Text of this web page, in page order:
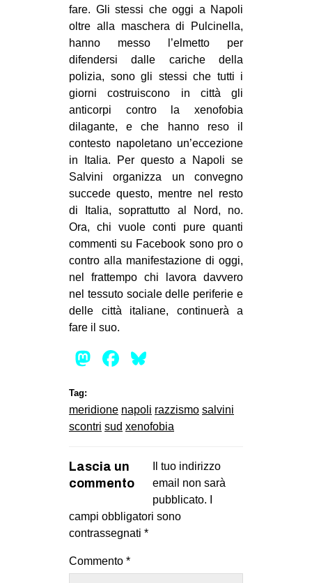
fare. Gli stessi che oggi a Napoli
oltre alla maschera di Pulcinella,
hanno messo l’elmetto per
difendersi dalle cariche della
polizia, sono gli stessi che tutti i
giorni costruiscono in città gli
anticorpi contro la xenofobia
dilagante, e che hanno reso il
contesto napoletano un’eccezione
in Italia. Per questo a Napoli se
Salvini organizza un convegno
succede questo, mentre nel resto
di Italia, soprattutto al Nord, no.
Ora, chi vuole conti pure quanti
commenti su Facebook sono pro o
contro alla manifestazione di oggi,
nel frattempo chi lavora davvero
nel tessuto sociale delle periferie e
delle città italiane, continuerà a
fare il suo.
Mastodon
Facebook
Tag:
meridione napoli razzismo salvini
scontri sud xenofobia
Lascia un
commento
Il tuo indirizzo
email non sarà
pubblicato.
campi obbligatori sono
contrassegnati *
Commento *